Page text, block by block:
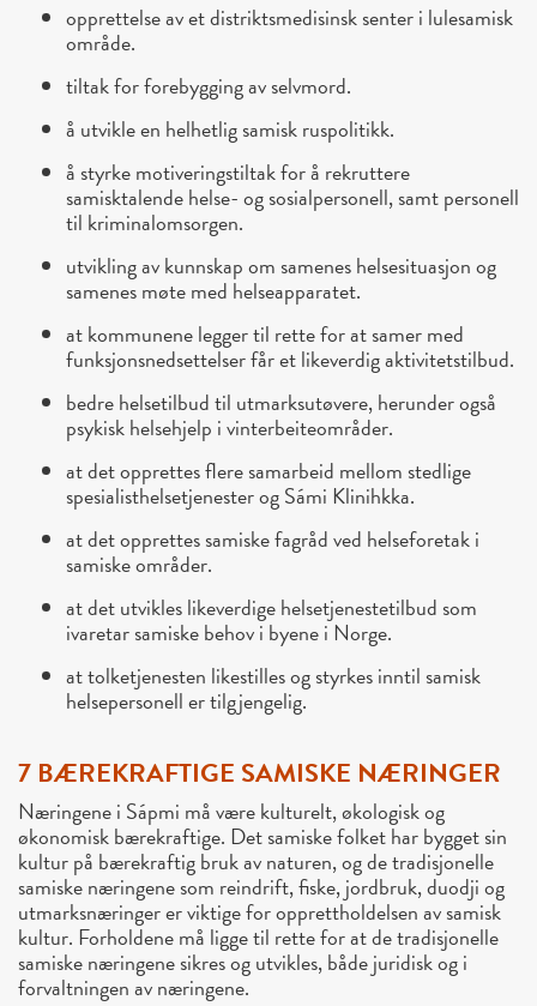
opprettelse av et distriktsmedisinsk senter i lulesamisk
område.
tiltak for forebygging av selvmord.
å utvikle en helhetlig samisk ruspolitikk.
å styrke motiveringstiltak for å rekruttere
samisktalende helse- og sosialpersonell, samt personell
til kriminalomsorgen.
utvikling av kunnskap om samenes helsesituasjon og
samenes møte med helseapparatet.
at kommunene legger til rette for at samer med
funksjonsnedsettelser får et likeverdig aktivitetstilbud.
bedre helsetilbud til utmarksutøvere, herunder også
psykisk helsehjelp i vinterbeiteområder.
at det opprettes flere samarbeid mellom stedlige
spesialisthelsetjenester og Sámi Klinihkka.
at det opprettes samiske fagråd ved helseforetak i
samiske områder.
at det utvikles likeverdige helsetjenestetilbud som
ivaretar samiske behov i byene i Norge.
at tolketjenesten likestilles og styrkes inntil samisk
helsepersonell er tilgjengelig.
7 BÆREKRAFTIGE SAMISKE NÆRINGER
Næringene i Sápmi må være kulturelt, økologisk og
økonomisk bærekraftige. Det samiske folket har bygget sin
kultur på bærekraftig bruk av naturen, og de tradisjonelle
samiske næringene som reindrift, fiske, jordbruk, duodji og
utmarksnæringer er viktige for opprettholdelsen av samisk
kultur. Forholdene må ligge til rette for at de tradisjonelle
samiske næringene sikres og utvikles, både juridisk og i
forvaltningen av næringene.